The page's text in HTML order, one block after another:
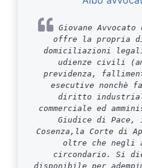
Giovane
offre la propria
domiciliazioni
udienze civili
previdenza,
esecutive nonchè
diritto
commerciale ed
Giudice di
Cosenza,la Corte di
oltre che
circondario. Si
disponibile per